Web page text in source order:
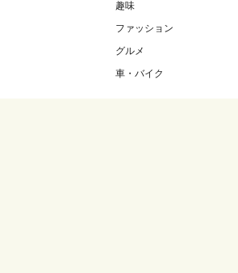
趣味
ファッション
グルメ
車・バイク